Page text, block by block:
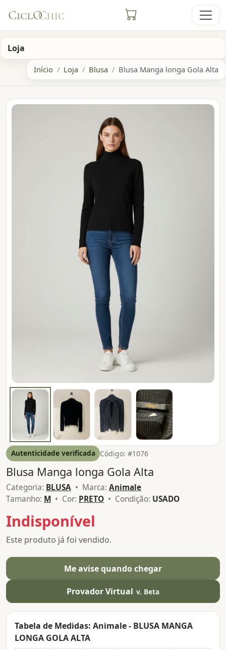
Loja
Início Loja Blusa Blusa Manga longa Gola Alta
Autenticidade verificada Código: #1076
Blusa Manga longa Gola Alta
Categoria: BLUSA • Marca: Animale
Tamanho: M • Cor: PRETO • Condição: USADO
Indisponível
Este produto já foi vendido.
Me avise quando chegar
Provador Virtual v. Beta
Tabela de Medidas: Animale - BLUSA MANGA
LONGA GOLA ALTA